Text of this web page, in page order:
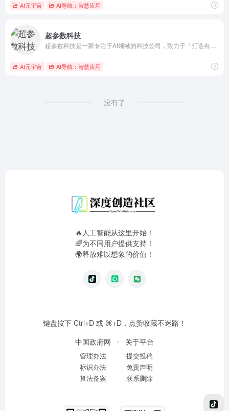
AI元宇宙 AI导航：智慧应用
超参数科技
AI元宇宙 AI导航：智慧应用
没有了
🔥人工智能从这里开始！
🌈为不同用户提供支持！
🌍释放难以想象的价值！
键盘按下 Ctrl+D 或 ⌘+D，点赞收藏不迷路！
中国政府网
管理办法
标识办法
算法备案
关于平台
提交投稿
免责声明
联系删除